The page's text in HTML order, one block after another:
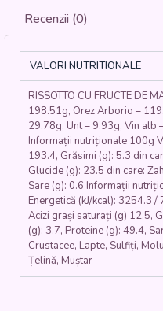
MARE
(orez,
ceapă,
turmenic,
parmesan)
Recenzii (0)
VALORI NUTRITIONALE
RISSOTTO CU FRUCTE DE
198.51g, Orez Arborio –
29.78g, Unt – 9.93g, Vin alb
Informații nutriționale 100g
193.4, Grăsimi (g): 5.3 din
Glucide (g): 23.5 din care:
Sare (g): 0.6 Informații
Energetică (kJ/kcal): 3254.3
Acizi grași saturați (g) 12.5,
(g): 3.7, Proteine (g): 49.4,
Crustacee, Lapte, Sulfiți,
Țelină, Muștar